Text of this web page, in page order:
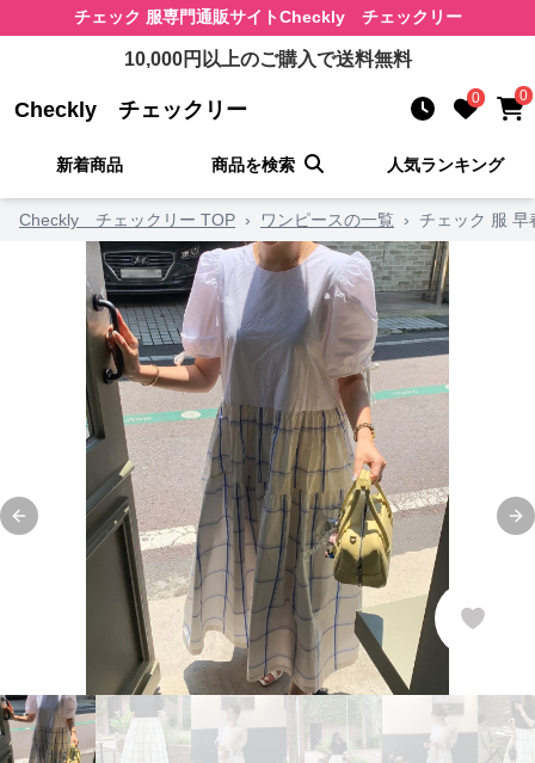
チェック 服専門通販サイトCheckly チェックリー
10,000円以上のご購入で送料無料
Checkly チェックリー 0 0
新着商品 商品を検索 人気ランキング
Checkly チェックリー TOP › ワンピースの一覧 › チェック 服
Previous slide